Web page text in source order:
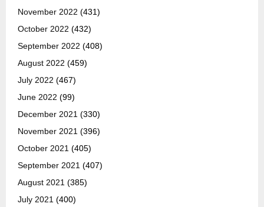
November 2022 (431)
October 2022 (432)
September 2022 (408)
August 2022 (459)
July 2022 (467)
June 2022 (99)
December 2021 (330)
November 2021 (396)
October 2021 (405)
September 2021 (407)
August 2021 (385)
July 2021 (400)